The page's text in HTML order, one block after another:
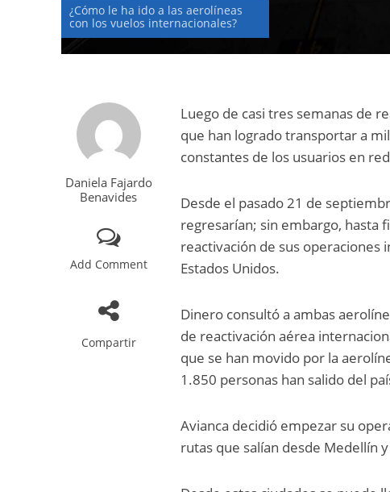
¿Cómo le ha ido a las aerolíneas
con los vuelos internacionales?
Daniela Fajardo
Benavides
Add Comment
Compartir
Luego de casi tres semanas de
que han logrado transportar a
constantes de los usuarios en
Desde el pasado 21 de
regresarían; sin embargo, hasta
reactivación de sus operaciones
Estados Unidos.
Dinero consultó a ambas
de reactivación aérea
que se han movido por la
1.850 personas han salido del
Avianca decidió empezar su
rutas que salían desde Medellín